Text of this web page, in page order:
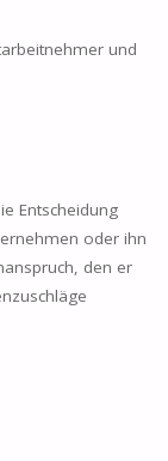
und
Entscheidung
oder ihn
den er